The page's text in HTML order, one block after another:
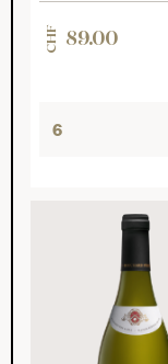
CHF 89.00